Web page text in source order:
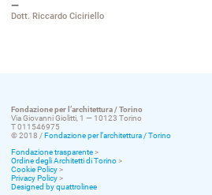
Dott. Riccardo Ciciriello
Fondazione per l’architettura / Torino
Via Giovanni Giolitti, 1 — 10123 Torino
T 011546975
© 2018 /Fondazione per l’architettura / Torino
Fondazione trasparente>
Ordine degli Architetti di Torino>
Cookie Policy>
Privacy Policy>
Designed by quattrolinee